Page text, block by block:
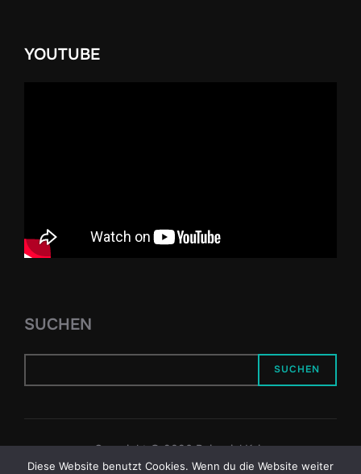
YOUTUBE
SUCHEN
SUCHEN
Copyright © 2026 Reiseziel Kyiv
Diese Website benutzt Cookies. Wenn du die Website weiter